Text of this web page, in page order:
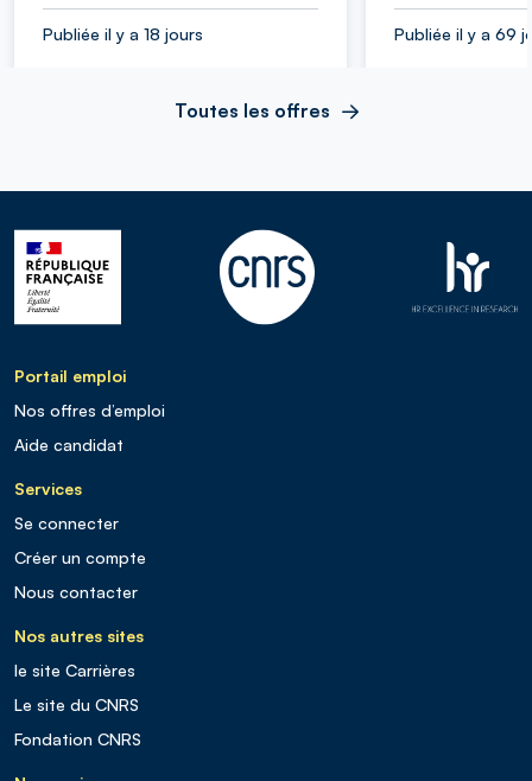
Publiée il y a 18 jours Publiée il y a 69
Toutes les offres
Portail emploi
Nos offres d’emploi
Aide candidat
Services
Se connecter
Créer un compte
Nous contacter
Nos autres sites
le site Carrières
Le site du CNRS
Fondation CNRS